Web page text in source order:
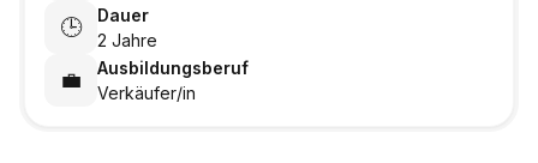
🕒
Dauer
2 Jahre
💼
Ausbildungsberuf
Verkäufer/in